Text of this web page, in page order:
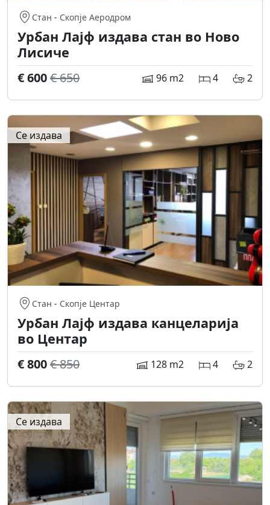
Стан - Скопје Аеродром
Урбан Лајф издава стан во Ново
Лисиче
€ 600€ 650 96 m2 4 2
Се издава
Стан - Скопје Центар
Урбан Лајф издава канцеларија
во Центар
€ 800€ 850 128 m2 4 2
Се издава